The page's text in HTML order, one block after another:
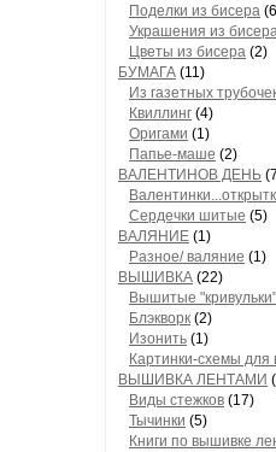
Поделки из бисера
Украшения из
Цветы из бисера (2)
БУМАГА (11)
Из газетных
Квиллинг (4)
Оригами (1)
Папье-маше (2)
ВАЛЕНТИНОВ ДЕНЬ
Сердечки шитые (5)
ВАЛЯНИЕ (1)
Разное/ валяние (1)
ВЫШИВКА (22)
Вышитые "кривульки"
Блэкворк (2)
Изонить (1)
Картинки-схемы для
ВЫШИВКА ЛЕНТАМИ
Виды стежков (17)
Тычинки (5)
Книги по вышивке